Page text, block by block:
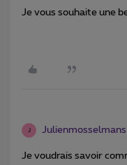
Je vous souhaite une
Julienmosselmans
Je voudrais savoir